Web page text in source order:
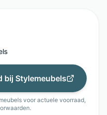
bij Stylemeubels
voor actuele voorraad,